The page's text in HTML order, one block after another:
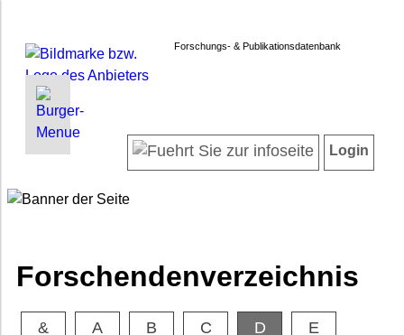
Forschungs- & Publikationsdatenbank
INFORMATIONEN | SUCHEN
Forschendenverzeichnis
FAQ
Newsletter
LOGIN
Login
Forschendenverzeichnis
& A B C D E